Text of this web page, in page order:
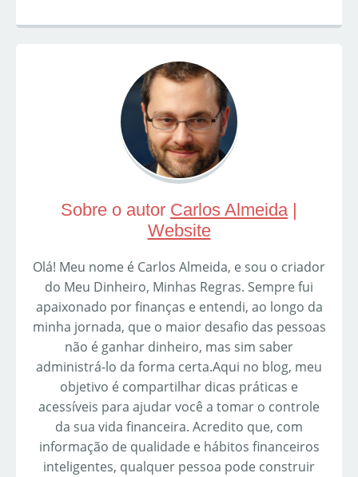
Sobre o autor Carlos Almeida|
Website
Olá! Meu nome é Carlos Almeida, e sou o criador
do Meu Dinheiro, Minhas Regras. Sempre fui
apaixonado por finanças e entendi, ao longo da
minha jornada, que o maior desafio das pessoas
não é ganhar dinheiro, mas sim saber
administrá-lo da forma certa.Aqui no blog, meu
objetivo é compartilhar dicas práticas e
acessíveis para ajudar você a tomar o controle
da sua vida financeira. Acredito que, com
informação de qualidade e hábitos financeiros
inteligentes, qualquer pessoa pode construir